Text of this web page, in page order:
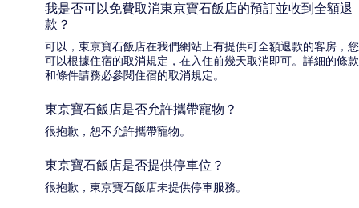
我是否可以免費取消東京寶石飯店的預訂並收到全額退
款？
可以，東京寶石飯店在我們網站上有提供可全額退款的客房，您
可以根據住宿的取消規定，在入住前幾天取消即可。詳細的條款
和條件請務必參閱住宿的取消規定。
東京寶石飯店是否允許攜帶寵物？
很抱歉，恕不允許攜帶寵物。
東京寶石飯店是否提供停車位？
很抱歉，東京寶石飯店未提供停車服務。